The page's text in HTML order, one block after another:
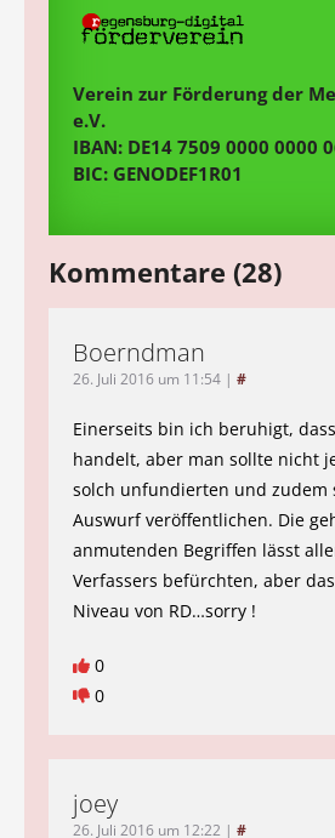
Verein zur Förderung der
e.V.
IBAN: DE14 7509 0000 0000
BIC: GENODEF1R01
Kommentare (28)
Boerndman
26. Juli 2016 um 11:54 | #
Einerseits bin ich beruhigt,
handelt, aber man sollte nicht
solch unfundierten und zudem
Auswurf veröffentlichen. Die
anmutenden Begriffen lässt
Verfassers befürchten, aber
Niveau von RD…sorry !
0
0
joey
26. Juli 2016 um 12:22 | #